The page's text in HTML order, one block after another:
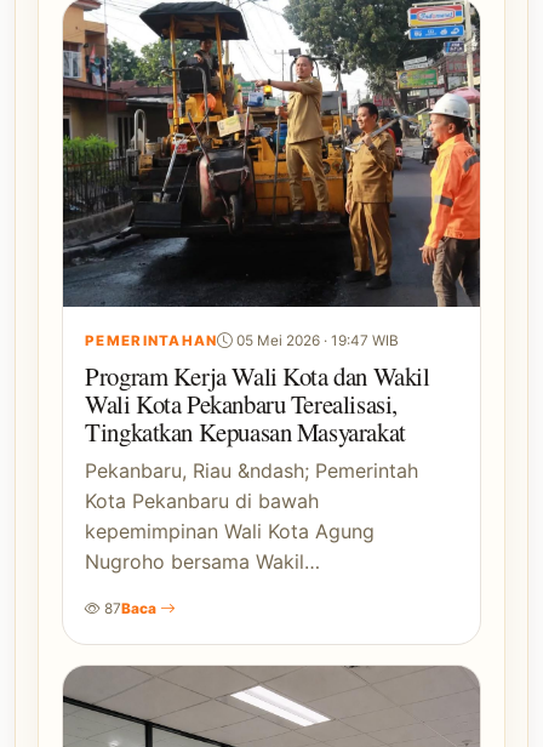
PEMERINTAHAN 05 Mei 2026 · 19:47 WIB
Program Kerja Wali Kota dan Wakil
Wali Kota Pekanbaru Terealisasi,
Tingkatkan Kepuasan Masyarakat
Pekanbaru, Riau &ndash; Pemerintah
Kota Pekanbaru di bawah
kepemimpinan Wali Kota Agung
Nugroho bersama Wakil…
87Baca